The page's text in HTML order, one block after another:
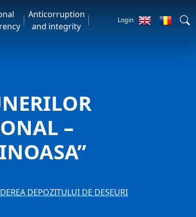
Anticorruption
and integrity
Login
–
DEPOZITULUI DE DEȘEURI